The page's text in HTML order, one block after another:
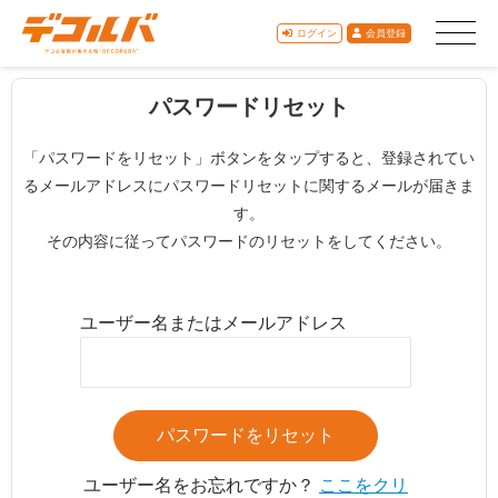
ログイン 会員登録
パスワードリセット
「パスワードをリセット」ボタンをタップすると、登録されてい
るメールアドレスにパスワードリセットに関するメールが届きま
す。
その内容に従ってパスワードのリセットをしてください。
ユーザー名またはメールアドレス
ユーザー名をお忘れですか？ ここをクリ